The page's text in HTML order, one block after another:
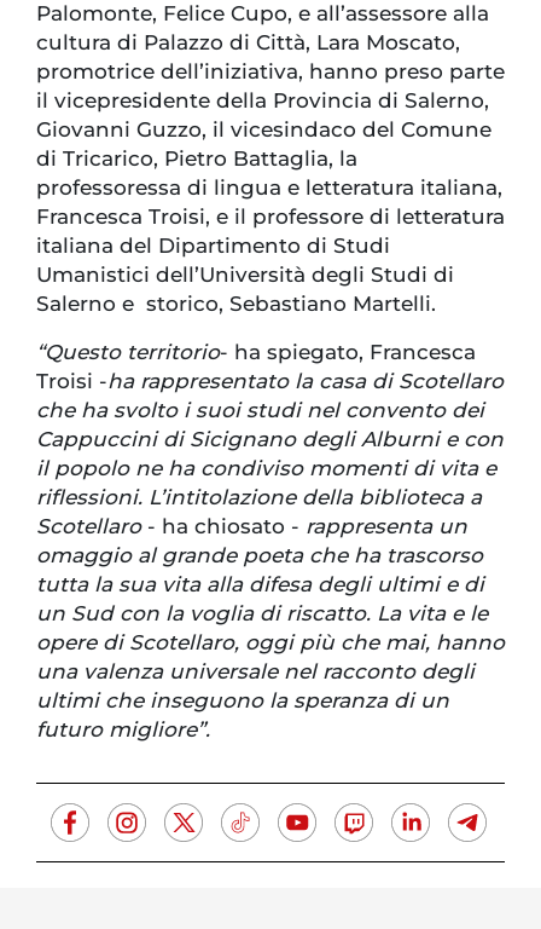
Palomonte, Felice Cupo, e all’assessore alla
cultura di Palazzo di Città, Lara Moscato,
promotrice dell’iniziativa, hanno preso parte
il vicepresidente della Provincia di Salerno,
Giovanni Guzzo, il vicesindaco del Comune
di Tricarico, Pietro Battaglia, la
professoressa di lingua e letteratura italiana,
Francesca Troisi, e il professore di letteratura
italiana del Dipartimento di Studi
Umanistici dell’Università degli Studi di
Salerno e storico, Sebastiano Martelli.
“Questo territorio- ha spiegato, Francesca
Troisi -ha rappresentato la casa di Scotellaro
che ha svolto i suoi studi nel convento dei
Cappuccini di Sicignano degli Alburni e con
il popolo ne ha condiviso momenti di vita e
riflessioni. L’intitolazione della biblioteca a
Scotellaro- ha chiosato - rappresenta un
omaggio al grande poeta che ha trascorso
tutta la sua vita alla difesa degli ultimi e di
un Sud con la voglia di riscatto. La vita e le
opere di Scotellaro, oggi più che mai, hanno
una valenza universale nel racconto degli
ultimi che inseguono la speranza di un
futuro migliore”.